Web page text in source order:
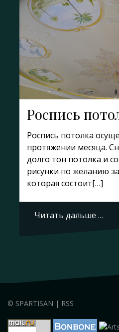
Роспись
Роспись потолка
протяжении месяца.
долго тон потолка и
рисунки по желанию
которая состоит[…]
Читать дальше …
© SPARTISAN | RSS